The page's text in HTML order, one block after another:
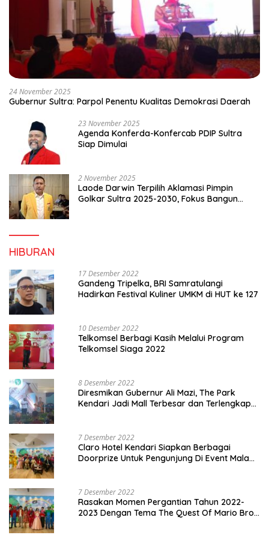
24 November 2025
Gubernur Sultra: Parpol Penentu Kualitas Demokrasi Daerah
23 November 2025
Agenda Konferda-Konfercab PDIP Sultra
Siap Dimulai
2 November 2025
Laode Darwin Terpilih Aklamasi Pimpin
Golkar Sultra 2025-2030, Fokus Bangun
HIBURAN
17 Desember 2022
Gandeng Tripelka, BRI Samratulangi
Hadirkan Festival Kuliner UMKM di HUT ke 127
10 Desember 2022
Telkomsel Berbagi Kasih Melalui Program
Telkomsel Siaga 2022
8 Desember 2022
Diresmikan Gubernur Ali Mazi, The Park
Kendari Jadi Mall Terbesar dan Terlengkap
7 Desember 2022
Claro Hotel Kendari Siapkan Berbagai
Doorprize Untuk Pengunjung Di Event Malam
7 Desember 2022
Rasakan Momen Pergantian Tahun 2022-
2023 Dengan Tema The Quest Of Mario Bros